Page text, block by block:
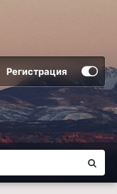
Регистрация